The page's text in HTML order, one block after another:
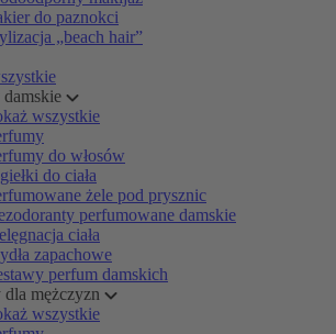
do paznokci
„beach hair”
wszystkie
do włosów
do ciała
żele pod prysznic
perfumowane damskie
ciała
zapachowe
perfum damskich
dla mężczyzn
wszystkie